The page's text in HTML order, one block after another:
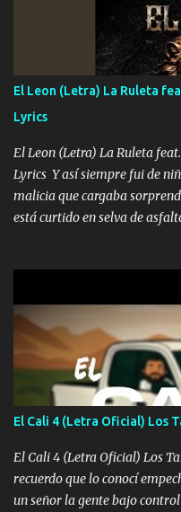
con la mirada siempre en
me fajó una Glock siempre
traigo El chiste es que hago
yo tengo el control a todos
malcriado un malandrón
las risas las que me miran
El Leon (Letra) La Ruleta
Lyrics
El Leon (Letra) La Ruleta
Lyrics Y así siempre fui de
malicia que cargaba
está curtido en selva de
pa más pues hay charola les
otra Música Surcando bien
los lados aquel que no
Ya pasé varias hazañas ya
de este León los estatales
también la nueve que cargo
al traicionero damos pa
pues hay charola les voy a
El Cali 4 (Letra Oficial) Los
El Cali 4 (Letra Oficial) Los
recuerdo que lo conocí
un señor la gente bajo